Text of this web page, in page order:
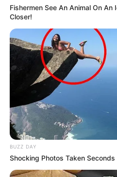
Fishermen See An Animal On
Closer!
BUZZ DAY
Shocking Photos Taken